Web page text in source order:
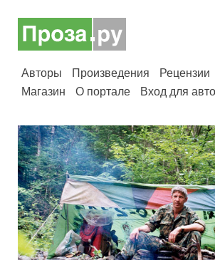
Авторы Произведения Рецензии
Магазин
О портале Вход для